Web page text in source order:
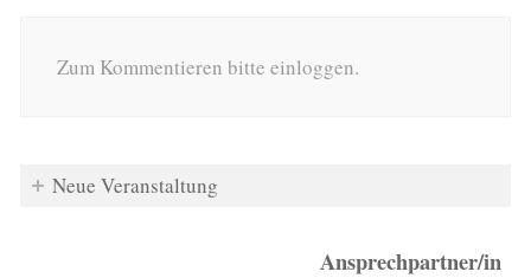
Zum Kommentieren bitte einloggen.
Neue Veranstaltung
Ansprechpartner/in